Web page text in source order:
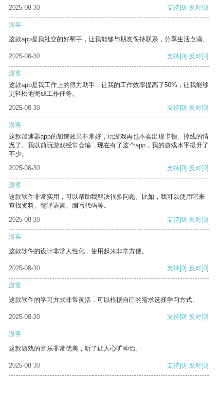
2025-08-30
支持[0] 反对[0]
游客
这款app是我社交的好帮手，让我能够与朋友保持联系，分享生活点滴。
2025-08-30 支持[0] 反对[0]
游客
这款app是我工作上的得力助手，让我的工作效率提高了50%，让我能够
更轻松地完成工作任务。
2025-08-30
支持[0] 反对[0]
游客
这款加速器app的加速效果非常好，玩游戏再也不会出现卡顿、掉线的情
况了。我以前玩游戏经常会输，现在有了这个app，我的游戏水平提升了
不少。
2025-08-30
支持[0] 反对[0]
游客
这款软件非常实用，可以帮助我解决很多问题。比如，我可以使用它来
查找资料、翻译语言、编写代码等。
2025-08-30
支持[0] 反对[0]
游客
这款软件的设计非常人性化，使用起来非常方便。
2025-08-30 支持[0] 反对[0]
游客
这款软件的学习方式非常灵活，可以根据自己的需求选择学习方式。
2025-08-30 支持[0] 反对[0]
游客
这款游戏的音乐非常优美，听了让人心旷神怡。
2025-08-30 支持[0] 反对[0]